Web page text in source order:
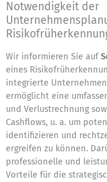
Notwendigkeit der
Wir informieren Sie auf
eines
integrierte
ermöglicht eine
und Verlustrechnung
Cashflows, u. a. um
identifizieren und
ergreifen zu können.
professionelle und
Vorteile für die